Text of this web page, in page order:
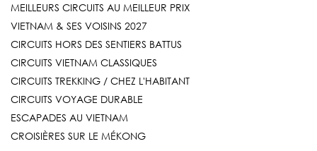
MEILLEURS CIRCUITS AU MEILLEUR PRIX
VIETNAM & SES VOISINS 2027
CIRCUITS HORS DES SENTIERS BATTUS
CIRCUITS VIETNAM CLASSIQUES
CIRCUITS TREKKING / CHEZ L'HABITANT
CIRCUITS VOYAGE DURABLE
ESCAPADES AU VIETNAM
CROISIÈRES SUR LE MÉKONG